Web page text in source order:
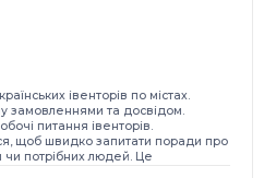
івенторів по містах.
замовленнями та досвідом.
питання івенторів.
щоб швидко запитати поради про
чи потрібних людей. Це